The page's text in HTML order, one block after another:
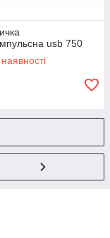
usb 750